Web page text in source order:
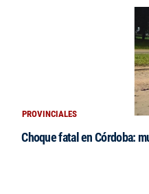
PROVINCIALES
Choque fatal en Córdoba: